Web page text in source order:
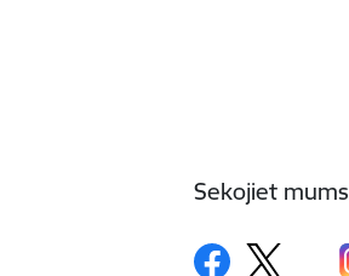
Sekojiet mums